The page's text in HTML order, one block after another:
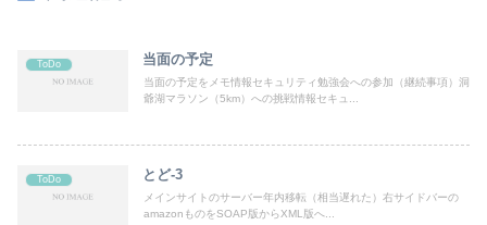
ToDo 当面の予定
当面の予定をメモ情報セキュリティ勉強会への参加（継続事項）洞
爺湖マラソン（5km）への挑戦情報セキュ...
ToDo とど-3
メインサイトのサーバー年内移転（相当遅れた）右サイドバーの
amazonものをSOAP版からXML版へ...